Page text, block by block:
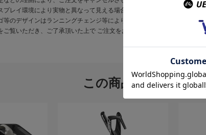
プレイ環境により実物と異なって見える場合がございます。
等のデザインはランニングチェンジ等により予告なく変更になる場合があ
ご覧いただき、ご了承頂いた上で ご注文をお願い致します。
この商品を購入のお